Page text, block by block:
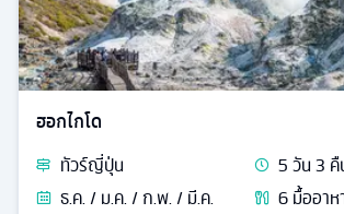
ฮอกไกโด
ทัวร์ญี่ปุ่น 5วัน3
ธ.ค. / ม.ค. / ก.พ. / มี.ค.
6มื้ออาห